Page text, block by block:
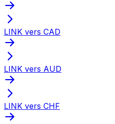
LINK vers CAD
LINK vers AUD
LINK vers CHF